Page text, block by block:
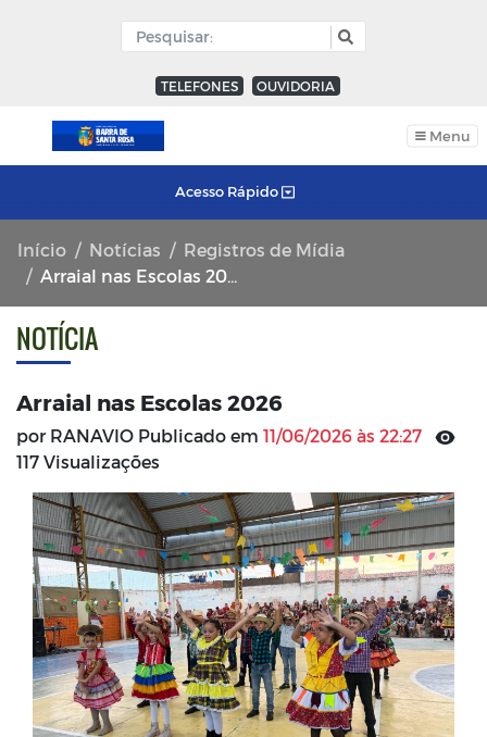
TELEFONES OUVIDORIA
Menu
Acesso Rápido
Início Notícias
Registros de Mídia
Arraial nas Escolas 2026
NOTÍCIA
Arraial nas Escolas 2026
por RANAVIO Publicado em 11/06/2026 às 22:27
117 Visualizações